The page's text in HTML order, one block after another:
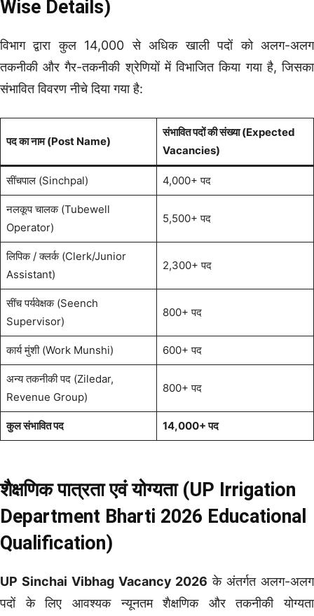
Wise Details)
विभाग द्वारा कुल 14,000 से अधिक खाली पदों को अलग-अलग
तकनीकी और गैर-तकनीकी श्रेणियों में विभाजित किया गया है, जिसका
संभावित विवरण नीचे दिया गया है:
पद का नाम (Post Name)
संभावित पदों की संख्या (Expected
Vacancies)
सींचपाल (Sinchpal) 4,000+ पद
नलकूप चालक (Tubewell
Operator)
5,500+ पद
लिपिक / क्लर्क (Clerk/Junior
Assistant)
2,300+ पद
सींच पर्यवेक्षक (Seench
Supervisor)
800+ पद
कार्य मुंशी (Work Munshi) 600+ पद
अन्य तकनीकी पद (Ziledar,
Revenue Group)
800+ पद
कुल संभावित पद 14,000+ पद
शैक्षणिक पात्रता एवं योग्यता (UP Irrigation
Department Bharti 2026 Educational
Qualification)
UP Sinchai Vibhag Vacancy 2026 के अंतर्गत अलग-अलग
पदों के लिए आवश्यक न्यूनतम शैक्षणिक और तकनीकी योग्यता